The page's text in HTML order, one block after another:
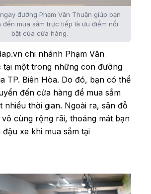
đường Phạm Văn Thuận giúp bạn
đến mua sắm trực tiếp là ưu điểm nổi
bật của cửa hàng.
chi nhánh Phạm Văn
tại một trong những con đường
TP. Biên Hòa. Do đó, bạn có thể
đến cửa hàng để mua sắm
nhiều thời gian. Ngoài ra, sân đỗ
cùng rộng rãi, thoáng mát bạn
xe khi mua sắm tại